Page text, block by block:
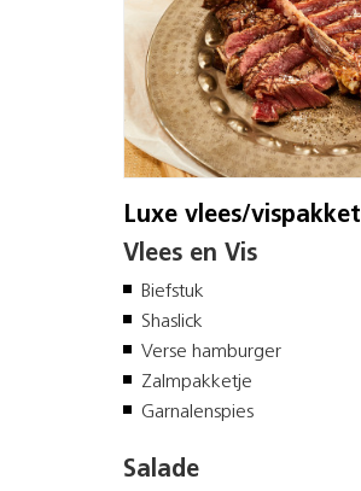
Luxe vlees/vispakket
Vlees en Vis
Biefstuk
Shaslick
Verse hamburger
Zalmpakketje
Garnalenspies
Salade